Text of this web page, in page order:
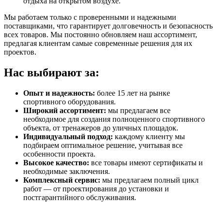
Мы работаем только с проверенными и надежными
поставщиками, что гарантирует долговечность и безопасность
всех товаров. Мы постоянно обновляем наш ассортимент,
предлагая клиентам самые современные решения для их
проектов.
Нас выбирают за:
Опыт и надежность: более 15 лет на рынке
спортивного оборудования.
Широкий ассортимент: мы предлагаем все
необходимое для создания полноценного спортивного
объекта, от тренажеров до уличных площадок.
Индивидуальный подход: каждому клиенту мы
подбираем оптимальное решение, учитывая все
особенности проекта.
Высокое качество: все товары имеют сертификаты и
необходимые заключения.
Комплексный сервис: мы предлагаем полный цикл
работ — от проектирования до установки и
постгарантийного обслуживания.